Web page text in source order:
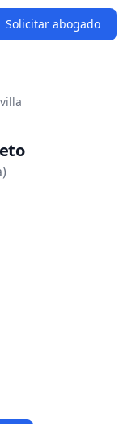
Solicitar abogado